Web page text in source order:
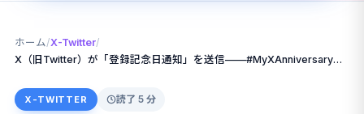
ホーム /X-Twitter/
X（旧Twitter）が「登録記念日通知」を送信——#MyXAnniversaryがトレンド入り
X-TWITTER 読了 5 分